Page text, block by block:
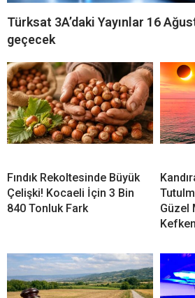
Türksat 3A’daki Yayınlar 16
geçecek
Fındık Rekoltesinde Büyük
Çelişki! Kocaeli İçin 3 Bin
840 Tonluk Fark
Güzel